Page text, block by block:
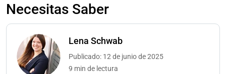
Necesitas Saber
Lena Schwab
Publicado: 12 de junio de 2025
9 min de lectura